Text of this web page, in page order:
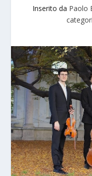
Inserito da Paolo